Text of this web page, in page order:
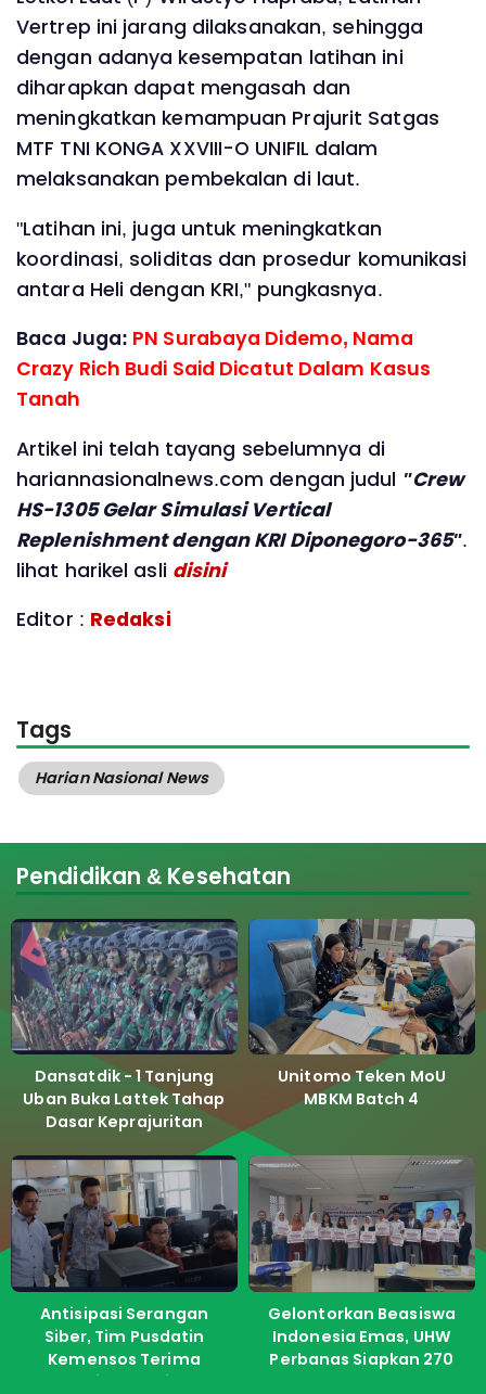
Vertrep ini jarang dilaksanakan, sehingga
dengan adanya kesempatan latihan ini
diharapkan dapat mengasah dan
meningkatkan kemampuan Prajurit Satgas
MTF TNI KONGA XXVIII-O UNIFIL dalam
melaksanakan pembekalan di laut.
"Latihan ini, juga untuk meningkatkan
koordinasi, soliditas dan prosedur komunikasi
antara Heli dengan KRI," pungkasnya.
Baca Juga: PN Surabaya Didemo, Nama
Crazy Rich Budi Said Dicatut Dalam Kasus
Tanah
Artikel ini telah tayang sebelumnya di
hariannasionalnews.com dengan judul "Crew
HS-1305 Gelar Simulasi Vertical
Replenishment dengan KRI Diponegoro-365".
lihat harikel asli disini
Editor : Redaksi
Tags
Harian Nasional News
Pendidikan & Kesehatan
Dansatdik - 1 Tanjung
Uban Buka Lattek Tahap
Dasar Keprajuritan
Unitomo Teken MoU
MBKM Batch 4
Antisipasi Serangan
Siber, Tim Pusdatin
Kemensos Terima
Pelatihan dari ITS
Gelontorkan Beasiswa
Indonesia Emas, UHW
Perbanas Siapkan 270